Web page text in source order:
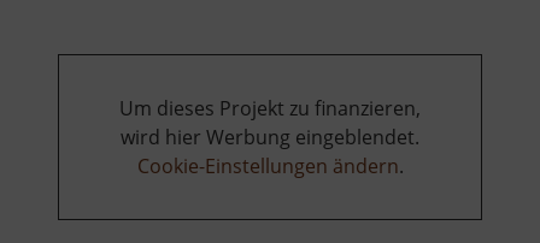
Um dieses Projekt zu finanzieren,
wird hier Werbung eingeblendet.
Cookie-Einstellungen ändern.